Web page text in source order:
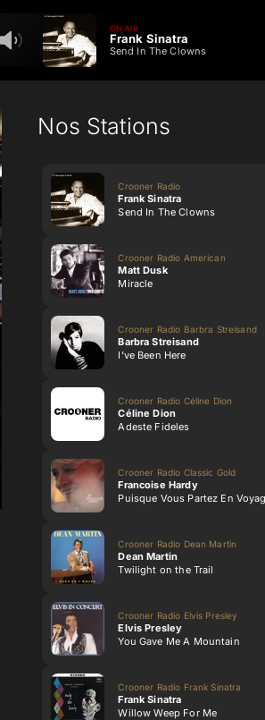
ON AIR
Frank Sinatra
Send In The Clowns
Nos Stations
Crooner Radio
Frank Sinatra
Send In The Clowns
Crooner Radio American
Matt Dusk
Miracle
Crooner Radio Barbra Streisand
Barbra Streisand
I've Been Here
Crooner Radio Céline Dion
Céline Dion
Adeste Fideles
Crooner Radio Classic Gold
Francoise Hardy
Puisque Vous Partez En
Crooner Radio Dean Martin
Dean Martin
Twilight on the Trail
Crooner Radio Elvis Presley
Elvis Presley
You Gave Me A Mountain
Crooner Radio Frank Sinatra
Frank Sinatra
Willow Weep For Me